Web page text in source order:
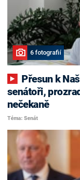
6 fotografií
senátoři,
nečekaně
Téma: Senát